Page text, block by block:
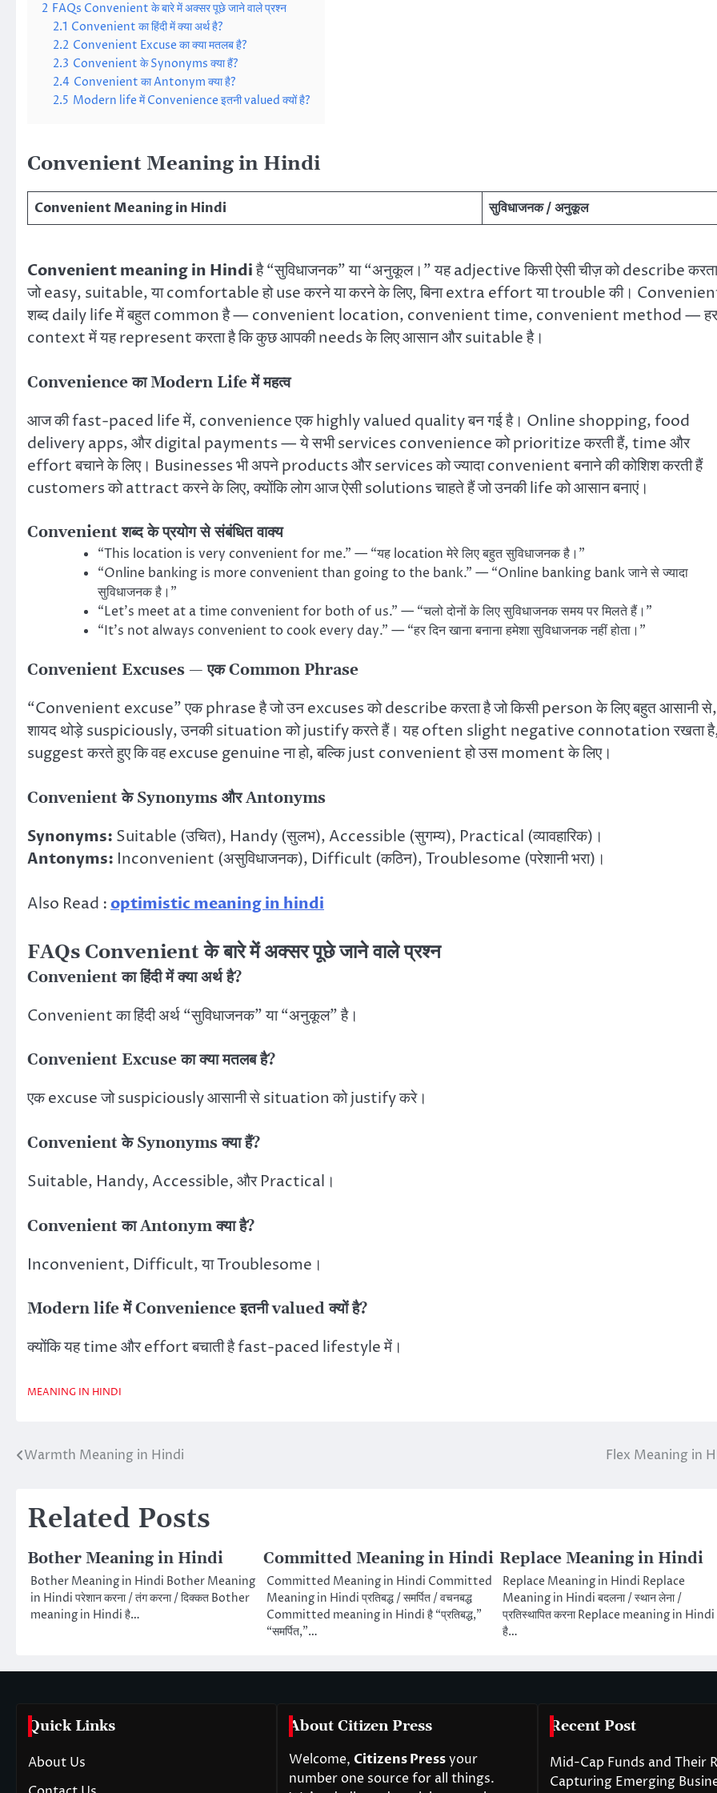
2 FAQs Convenient के बारे में अक्सर पूछे जाने वाले प्रश्न
2.1 Convenient का हिंदी में क्या अर्थ है?
2.2 Convenient Excuse का क्या मतलब है?
2.3 Convenient के Synonyms क्या हैं?
2.4 Convenient का Antonym क्या है?
2.5 Modern life में Convenience इतनी valued क्यों है?
Convenient Meaning in Hindi
Convenient Meaning in Hindi सुविधाजनक / अनुकूल
Convenient meaning in Hindiहै “सुविधाजनक” या “अनुकूल।” यह adjective किसी ऐसी चीज़ को describe
जो easy, suitable, या comfortable हो use करने या करने के लिए, बिना extra effort या trouble की।
शब्द daily life में बहुत common है — convenient location, convenient time, convenient method — हर
context में यह represent करता है कि कुछ आपकी needs के लिए आसान और suitable है।
Convenience का Modern Life में महत्व
आज की fast-paced life में, convenience एक highly valued quality बन गई है। Online shopping, food
delivery apps, और digital payments — ये सभी services convenience को prioritize करती हैं, time और
effort बचाने के लिए। Businesses भी अपने products और services को ज्यादा convenient बनाने की कोशिश करती हैं
customers को attract करने के लिए, क्योंकि लोग आज ऐसी solutions चाहते हैं जो उनकी life को आसान बनाएं।
Convenient शब्द के प्रयोग से संबंधित वाक्य
“This location is very convenient for me.” — “यह location मेरे लिए बहुत सुविधाजनक है।”
“Online banking is more convenient than going to the bank.” — “Online banking bank जाने से ज्यादा
सुविधाजनक है।”
“Let’s meet at a time convenient for both of us.” — “चलो दोनों के लिए सुविधाजनक समय पर मिलते हैं।”
“It’s not always convenient to cook every day.” — “हर दिन खाना बनाना हमेशा सुविधाजनक नहीं होता।”
Convenient Excuses — एक Common Phrase
“Convenient excuse” एक phrase है जो उन excuses को describe करता है जो किसी person के लिए बहुत आसानी से,
शायद थोड़े suspiciously, उनकी situation को justify करते हैं। यह often slight negative connotation रखता
suggest करते हुए कि वह excuse genuine ना हो, बल्कि just convenient हो उस moment के लिए।
Convenient के Synonyms और Antonyms
Synonyms: Suitable (उचित), Handy (सुलभ), Accessible (सुगम्य), Practical (व्यावहारिक)।
Antonyms: Inconvenient (असुविधाजनक), Difficult (कठिन), Troublesome (परेशानी भरा)।
Also Read :optimistic meaning in hindi
FAQs Convenient के बारे में अक्सर पूछे जाने वाले प्रश्न
Convenient का हिंदी में क्या अर्थ है?
Convenient का हिंदी अर्थ “सुविधाजनक” या “अनुकूल” है।
Convenient Excuse का क्या मतलब है?
एक excuse जो suspiciously आसानी से situation को justify करे।
Convenient के Synonyms क्या हैं?
Suitable, Handy, Accessible, और Practical।
Convenient का Antonym क्या है?
Inconvenient, Difficult, या Troublesome।
Modern life में Convenience इतनी valued क्यों है?
क्योंकि यह time और effort बचाती है fast-paced lifestyle में।
MEANING IN HINDI
Post
Warmth Meaning in Hindi Flex Meaning in
Related Posts
Bother Meaning in Hindi
Bother Meaning in Hindi Bother Meaning
in Hindi परेशान करना / तंग करना / दिक्कत Bother
meaning in Hindi है…
Committed Meaning in Hindi
Committed Meaning in Hindi Committed
Meaning in Hindi प्रतिबद्ध / समर्पित / वचनबद्ध
Committed meaning in Hindi है “प्रतिबद्ध,”
“समर्पित,”…
Replace Meaning in Hindi
Replace Meaning in Hindi Replace
Meaning in Hindi बदलना / स्थान लेना /
प्रतिस्थापित करना Replace meaning in Hindi
है…
Quick Links
About Us
About Citizen Press
Welcome, Citizens Pressyour
number one source for all things.
Recent Post
Mid-Cap Funds and Their
Capturing Emerging